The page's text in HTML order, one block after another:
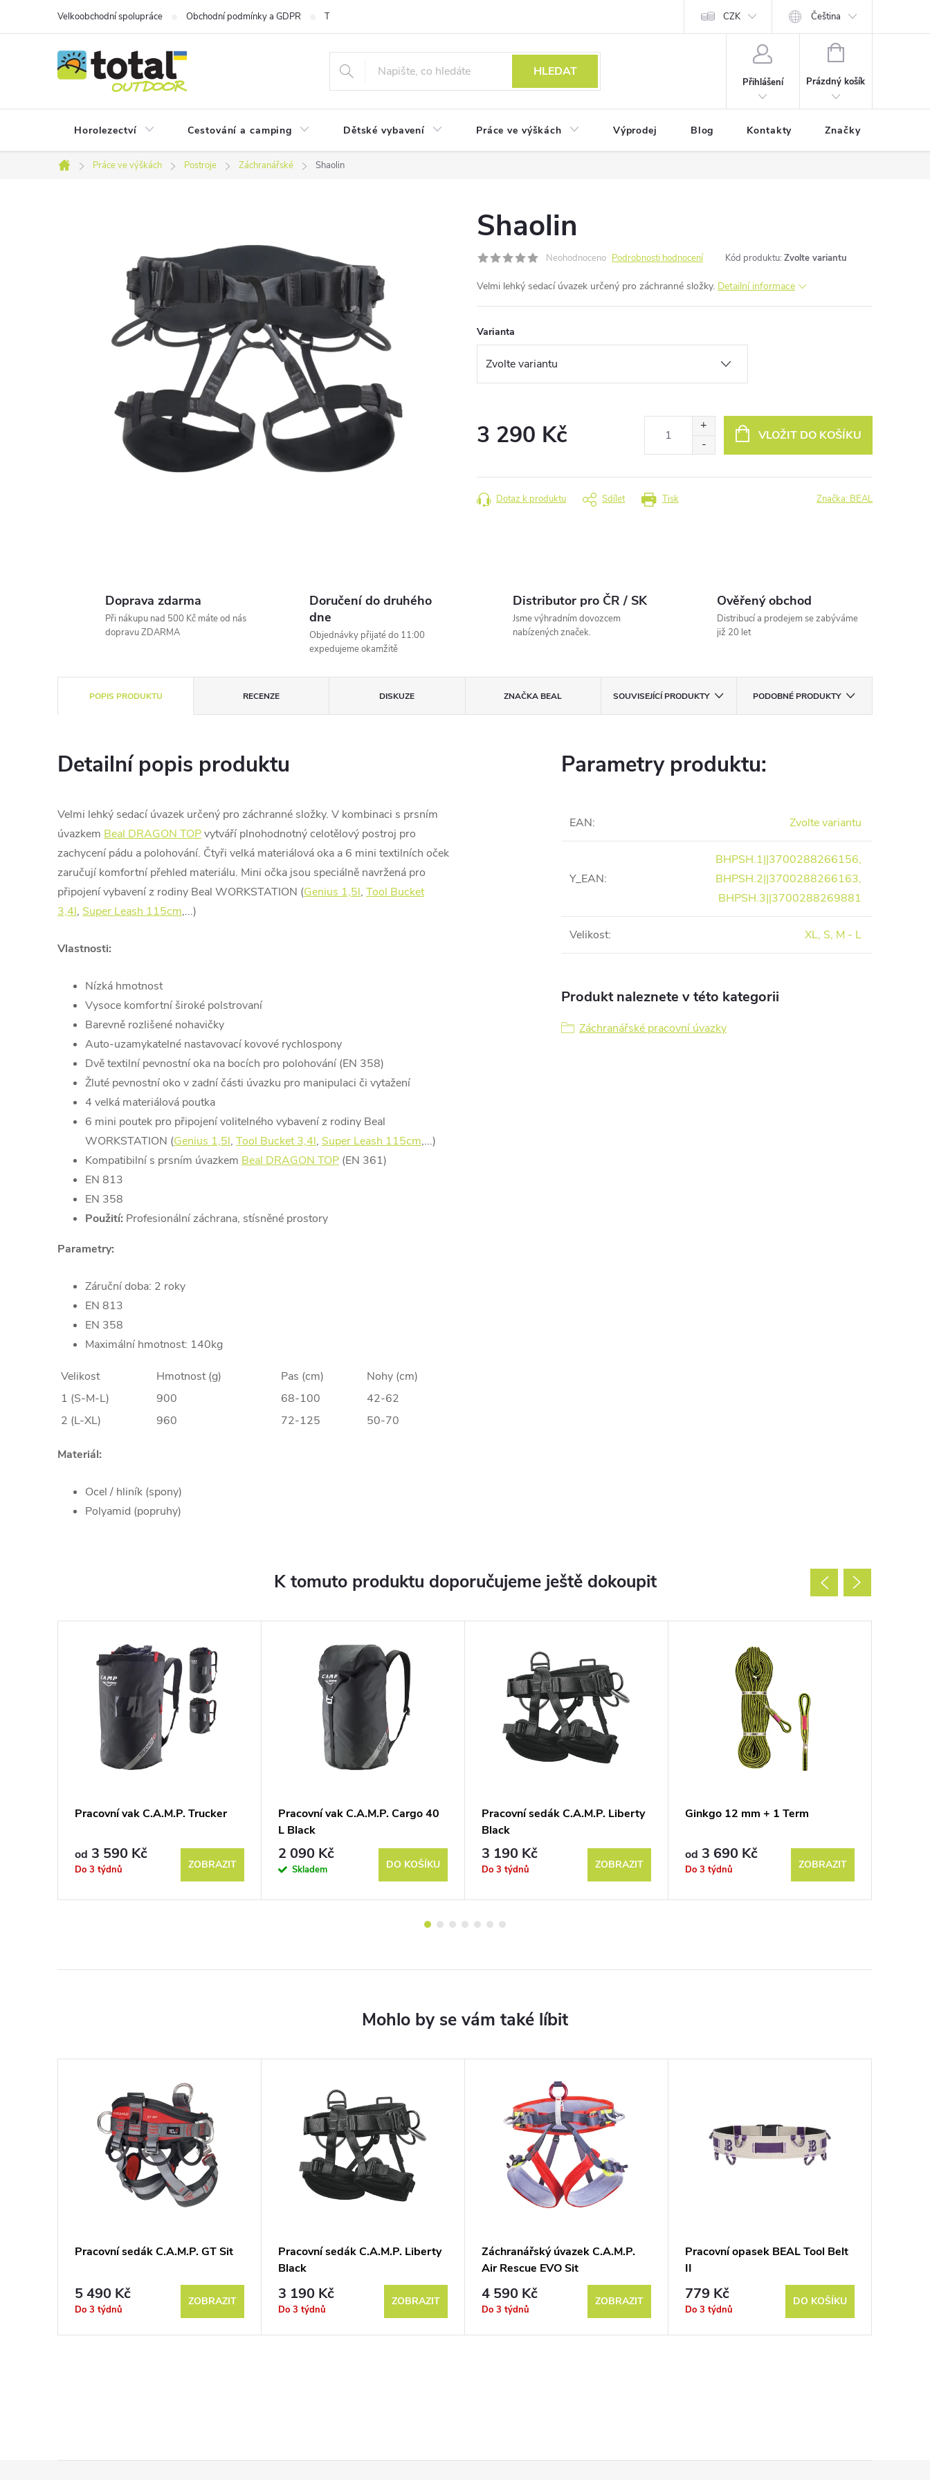
Velkoobchodní spolupráce Obchodní podmínky a GDPR Technologie CZK Čeština
HLEDAT
Přihlášení
NÁKUPNÍ
Prázdný košík
Horolezectví Cestování a camping Dětské vybavení Práce ve výškách Výprodej Blog Kontakty Značky
Domů
Práce ve výškách Postroje Záchranářské Shaolin
Shaolin
Neohodnoceno Podrobnosti hodnocení Kód produktu: Zvolte variantu
Velmi lehký sedací úvazek určený pro záchranné složky. Detailní informace
Varianta
3 290 Kč VLOŽIT DO KOŠÍKU
Tisk
Dotaz k produktu Sdílet Značka: BEAL
Doprava zdarma
Při nákupu nad 500 Kč máte od nás
dopravu ZDARMA
Doručení do druhého
dne
Objednávky přijaté do 11:00
expedujeme okamžitě
Distributor pro ČR / SK
Jsme výhradním dovozcem
nabízených značek.
Ověřený obchod
Distribucí a prodejem se zabýváme
již 20 let
POPIS PRODUKTU RECENZE DISKUZE ZNAČKA BEAL SOUVISEJÍCÍ PRODUKTY PODOBNÉ PRODUKTY
Detailní popis produktu
Velmi lehký sedací úvazek určený pro záchranné složky. V kombinaci s prsním
úvazkem Beal DRAGON TOPvytváří plnohodnotný celotělový postroj pro
zachycení pádu a polohování. Čtyři velká materiálová oka a 6 mini textilních oček
zaručují komfortní přehled materiálu. Mini očka jsou speciálně navržená pro
připojení vybavení z rodiny Beal WORKSTATION (Genius 1,5l, Tool Bucket
3,4l, Super Leash 115cm,...)
Vlastnosti:
Nízká hmotnost
Vysoce komfortní široké polstrovaní
Barevně rozlišené nohavičky
Auto-uzamykatelné nastavovací kovové rychlospony
Dvě textilní pevnostní oka na bocích pro polohování (EN 358)
Žluté pevnostní oko v zadní části úvazku pro manipulaci či vytažení
4 velká materiálová poutka
6 mini poutek pro připojení volitelného vybavení z rodiny Beal
WORKSTATION (Genius 1,5l, Tool Bucket 3,4l, Super Leash 115cm,...)
Kompatibilní s prsním úvazkem Beal DRAGON TOP (EN 361)
EN 813
EN 358
Použití: Profesionální záchrana, stísněné prostory
Parametry:
Záruční doba: 2 roky
EN 813
EN 358
Maximální hmotnost: 140kg
Velikost Hmotnost (g) Pas (cm)
Nohy (cm)
1 (S-M-L)
900 68-100
42-62
2 (L-XL)
960 72-125 50-70
Materiál:
Ocel / hliník (spony)
Polyamid (popruhy)
Parametry produktu:
EAN: Zvolte variantu
Y_EAN:
BHPSH.1||3700288266156,
BHPSH.2||3700288266163,
BHPSH.3||3700288269881
Velikost: XL, S, M - L
Produkt naleznete v této kategorii
Záchranářské pracovní úvazky
K tomuto produktu doporučujeme ještě dokoupit
Pracovní vak C.A.M.P. Trucker
od 3 590 Kč
Do 3 týdnů ZOBRAZIT
Pracovní vak C.A.M.P. Cargo 40
L Black
2 090 Kč
Skladem DO KOŠÍKU
Pracovní sedák C.A.M.P. Liberty
Black
3 190 Kč
Do 3 týdnů ZOBRAZIT
Ginkgo 12 mm + 1 Term
od 3 690 Kč
Do 3 týdnů ZOBRAZIT
Pracovní sedák C.A.M.P. GT Sit
5 490 Kč
Do 3 týdnů
ZOBRAZIT
Pracovní sedák C.A.M.P. Liberty
Black
3 190 Kč
Do 3 týdnů
ZOBRAZIT
Záchranářský úvazek C.A.M.P.
Air Rescue EVO Sit
4 590 Kč
Do 3 týdnů
ZOBRAZIT
Pracovní opasek BEAL Tool Belt
II
779 Kč
Do 3 týdnů
DO KOŠÍKU